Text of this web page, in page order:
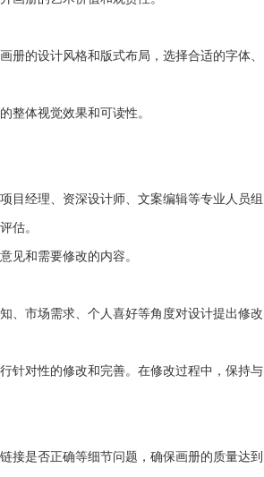
的设计风格和版式布局，选择合适的字体、
整体视觉效果和可读性。
目经理、资深设计师、文案编辑等专业人员组
估。
见和需要修改的内容。
、市场需求、个人喜好等角度对设计提出修改
针对性的修改和完善。在修改过程中，保持与
接是否正确等细节问题，确保画册的质量达到